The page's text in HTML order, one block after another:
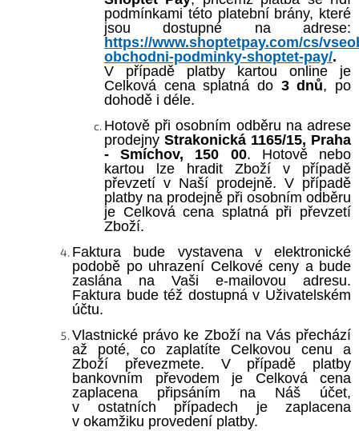
podmínkami této platební brány, které
jsou dostupné na adrese:
https://www.shoptetpay.com/cs/
obchodni-podminky-shoptet-pay/.
V případě platby kartou online je
Celková cena splatná do 3 dnů, po
dohodě i déle.
Hotově při osobním odběru na adrese
prodejny Strakonická 1165/15, Praha
- Smíchov, 150 00. Hotově nebo
kartou lze hradit Zboží v případě
převzetí v Naší prodejně. V případě
platby na prodejně při osobním odběru
je Celková cena splatná při převzetí
Zboží.
Faktura bude vystavena v elektronické
podobě po uhrazení Celkové ceny a bude
zaslána na Vaši e-mailovou adresu.
Faktura bude též dostupná v Uživatelském
účtu.
Vlastnické právo ke Zboží na Vás přechází
až poté, co zaplatíte Celkovou cenu a
Zboží převezmete. V případě platby
bankovním převodem je Celková cena
zaplacena připsáním na Náš účet,
v ostatních případech je zaplacena
v okamžiku provedení platby.